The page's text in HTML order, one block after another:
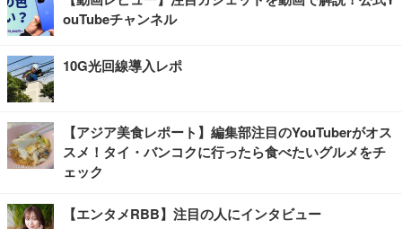
ouTubeチャンネル
10G光回線導入レポ
【アジア美食レポート】編集部注目のYouTuberがオス
スメ！タイ・バンコクに行ったら食べたいグルメをチ
ェック
【エンタメRBB】注目の人にインタビュー